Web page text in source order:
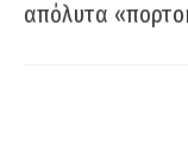
απόλυτα